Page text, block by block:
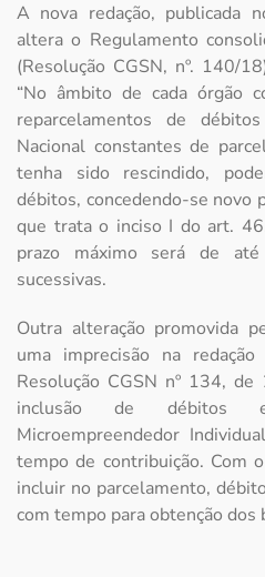
A nova redação, publicada
altera o Regulamento
(Resolução CGSN, nº. 140/
“No âmbito de cada órgão
reparcelamentos de
Nacional constantes de
tenha sido rescindido,
débitos, concedendo-se novo
que trata o inciso I do art.
prazo máximo será de
sucessivas.
Outra alteração promovida
uma imprecisão na
Resolução CGSN nº 134,
inclusão de débitos
Microempreendedor
tempo de contribuição. Com
incluir no parcelamento,
com tempo para obtenção